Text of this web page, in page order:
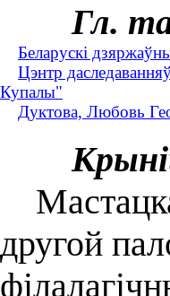
Гл.
Беларускі
Цэнтр
Купалы"
Дуктова, Любовь
другой